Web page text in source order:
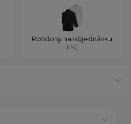
Rondony na objednávku
(74)